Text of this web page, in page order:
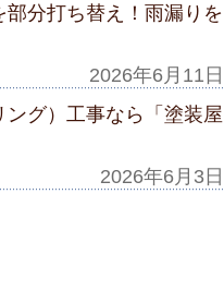
分打ち替え！雨漏りを
2026年6月11日
グ）工事なら「塗装屋
2026年6月3日